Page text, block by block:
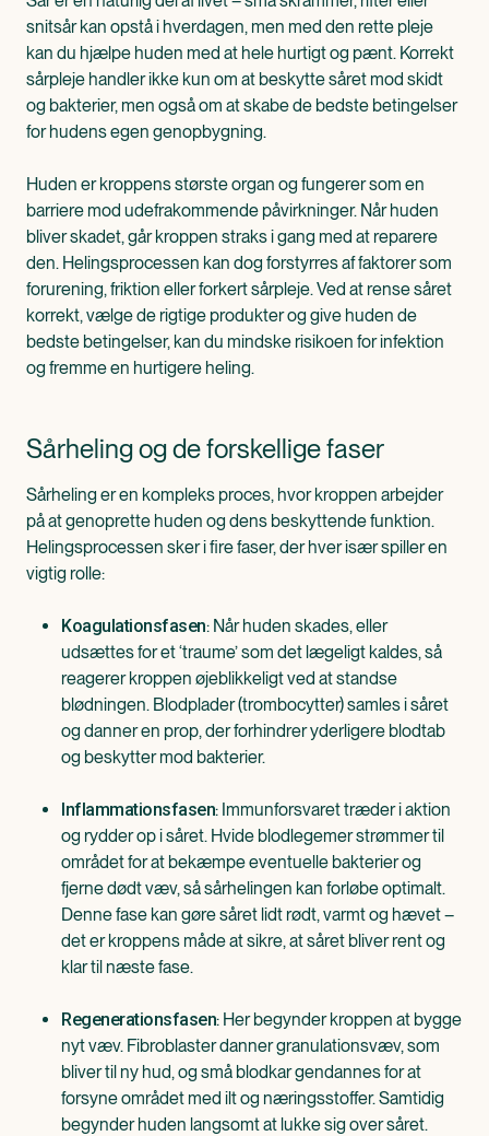
snitsår kan opstå i hverdagen, men med den rette pleje
kan du hjælpe huden med at hele hurtigt og pænt. Korrekt
sårpleje handler ikke kun om at beskytte såret mod skidt
og bakterier, men også om at skabe de bedste betingelser
for hudens egen genopbygning.
Huden er kroppens største organ og fungerer som en
barriere mod udefrakommende påvirkninger. Når huden
bliver skadet, går kroppen straks i gang med at reparere
den. Helingsprocessen kan dog forstyrres af faktorer som
forurening, friktion eller forkert sårpleje. Ved at rense såret
korrekt, vælge de rigtige produkter og give huden de
bedste betingelser, kan du mindske risikoen for infektion
og fremme en hurtigere heling.
Sårheling og de forskellige faser
Sårheling er en kompleks proces, hvor kroppen arbejder
på at genoprette huden og dens beskyttende funktion.
Helingsprocessen sker i fire faser, der hver især spiller en
vigtig rolle:
Koagulationsfasen: Når huden skades, eller
udsættes for et ‘traume’ som det lægeligt kaldes, så
reagerer kroppen øjeblikkeligt ved at standse
blødningen. Blodplader (trombocytter) samles i såret
og danner en prop, der forhindrer yderligere blodtab
og beskytter mod bakterier.
Inflammationsfasen: Immunforsvaret træder i aktion
og rydder op i såret. Hvide blodlegemer strømmer til
området for at bekæmpe eventuelle bakterier og
fjerne dødt væv, så sårhelingen kan forløbe optimalt.
Denne fase kan gøre såret lidt rødt, varmt og hævet –
det er kroppens måde at sikre, at såret bliver rent og
klar til næste fase.
Regenerationsfasen: Her begynder kroppen at bygge
nyt væv. Fibroblaster danner granulationsvæv, som
bliver til ny hud, og små blodkar gendannes for at
forsyne området med ilt og næringsstoffer. Samtidig
begynder huden langsomt at lukke sig over såret.